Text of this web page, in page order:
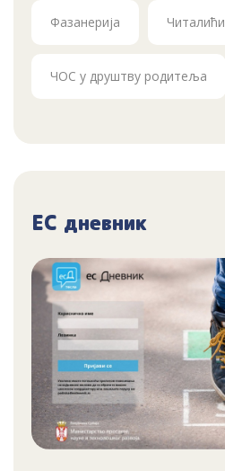
Фазанерија Читалићи
ЧОС у друштву родитеља
ЕС дневник